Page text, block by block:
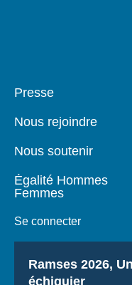
Pied
Presse
Nous rejoindre
Nous soutenir
Égalité Hommes
Femmes
Se connecter
Titre
Ramses 2026,
échiquier